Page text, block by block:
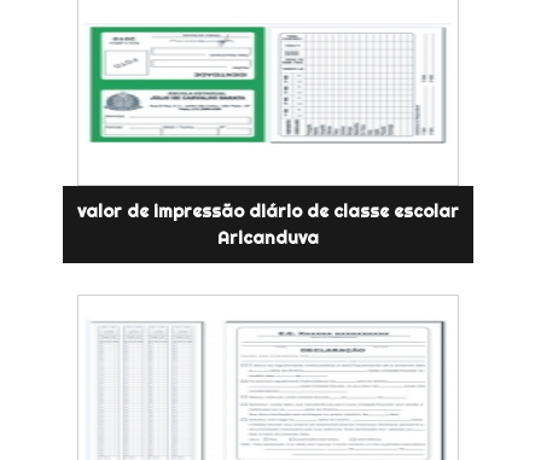
valor de impressão diário de classe escolar
Aricanduva